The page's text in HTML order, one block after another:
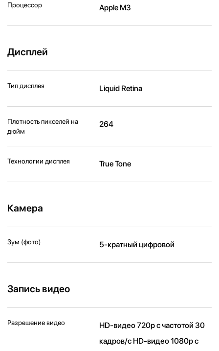
Процессор Apple M3
Дисплей
Тип дисплея Liquid Retina
Плотность пикселей на
дюйм
264
Технологии дисплея True Tone
Камера
Зум (фото) 5-кратный цифровой
Запись видео
Разрешение видео
HD-видео 720p с частотой 30
кадров/ с HD-видео 1080p с